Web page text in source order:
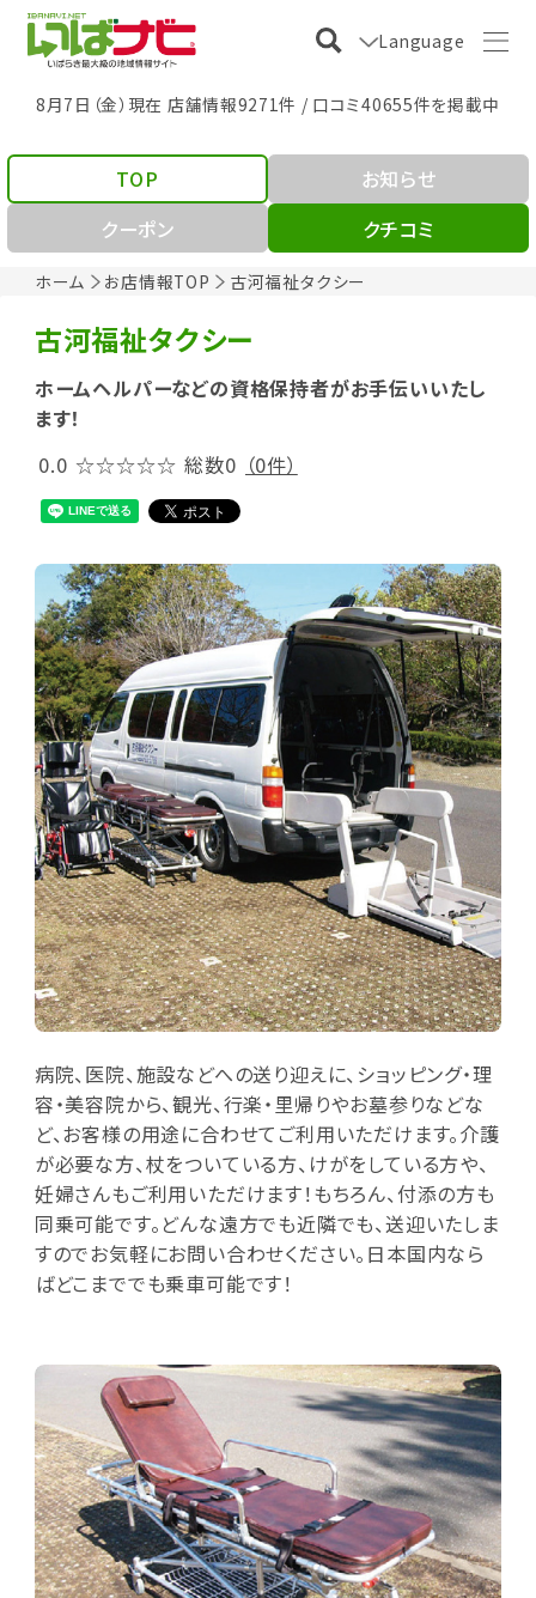
Language
8月7日（金）現在 店舗情報9271件 / 口コミ40655件を掲載中
ホーム お店情報TOP 古河福祉タクシー
TOP
お知らせ
クーポン
クチコミ
古河福祉タクシー
ホームヘルパーなどの資格保持者がお手伝いいたし
ます！
0.0 ☆☆☆☆☆ 総数0 （0件）
病院、医院、施設などへの送り迎えに、ショッピング・理
容・美容院から、観光、行楽・里帰りやお墓参りなどな
ど、お客様の用途に合わせてご利用いただけます。介護
が必要な方、杖をついている方、けがをしている方や、
妊婦さんもご利用いただけます！もちろん、付添の方も
同乗可能です。どんな遠方でも近隣でも、送迎いたしま
すのでお気軽にお問い合わせください。日本国内なら
ばどこまででも乗車可能です！